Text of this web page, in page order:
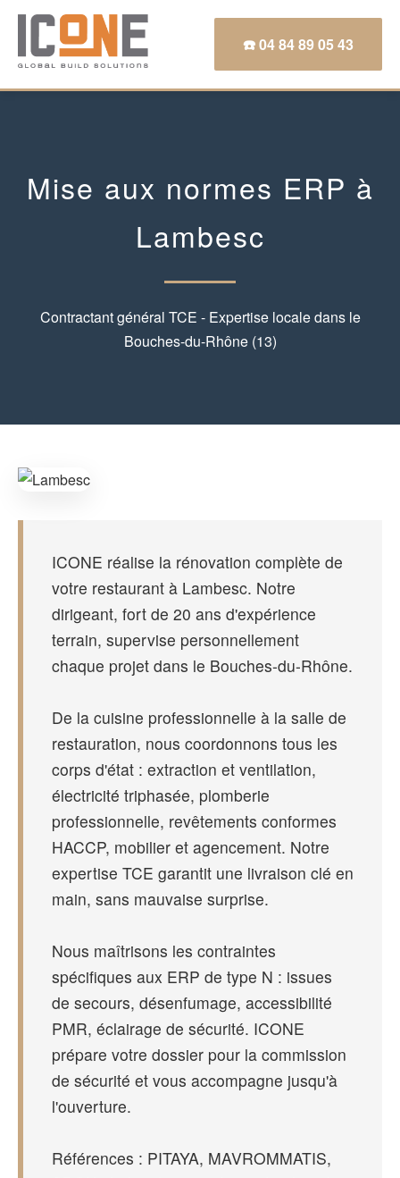
☎️ 04 84 89 05 43
Mise aux normes ERP à
Lambesc
Contractant général TCE - Expertise locale dans le
Bouches-du-Rhône (13)
ICONE réalise la rénovation complète de
votre restaurant à Lambesc. Notre
dirigeant, fort de 20 ans d'expérience
terrain, supervise personnellement
chaque projet dans le Bouches-du-Rhône.
De la cuisine professionnelle à la salle de
restauration, nous coordonnons tous les
corps d'état : extraction et ventilation,
électricité triphasée, plomberie
professionnelle, revêtements conformes
HACCP, mobilier et agencement. Notre
expertise TCE garantit une livraison clé en
main, sans mauvaise surprise.
Nous maîtrisons les contraintes
spécifiques aux ERP de type N : issues
de secours, désenfumage, accessibilité
PMR, éclairage de sécurité. ICONE
prépare votre dossier pour la commission
de sécurité et vous accompagne jusqu'à
l'ouverture.
Références : PITAYA, MAVROMMATIS,